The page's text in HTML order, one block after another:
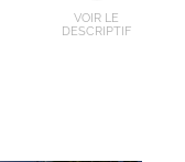
VOIR LE
DESCRIPTIF